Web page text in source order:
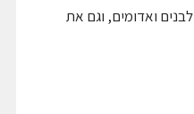
מיטב יינות תשבי, לבנים ואדומים, וגם את